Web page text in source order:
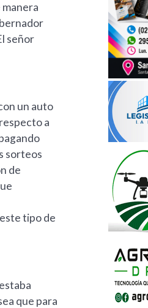
manera
señor
un auto
a
sorteos
de
tipo de
que para